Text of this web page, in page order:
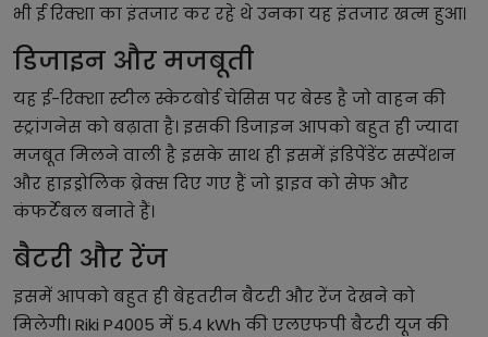
भी ई रिक्शा का इंतजार कर रहे थे उनका यह इंतजार खत्म हुआ।
डिजाइन और मजबूती
यह ई-रिक्शा स्टील स्केटबोर्ड चेसिस पर बेस्ड है जो वाहन की
स्ट्रांगनेस को बढ़ाता है। इसकी डिजाइन आपको बहुत ही ज्यादा
मजबूत मिलने वाली है इसके साथ ही इसमें इंडिपेंडेंट सस्पेंशन
और हाइड्रोलिक ब्रेक्स दिए गए हैं जो ड्राइव को सेफ और
कंफर्टेबल बनाते हैं।
बैटरी और रेंज
इसमें आपको बहुत ही बेहतरीन बैटरी और रेंज देखने को
मिलेगी। Riki P4005 में 5.4 kWh की एलएफपी बैटरी यूज की